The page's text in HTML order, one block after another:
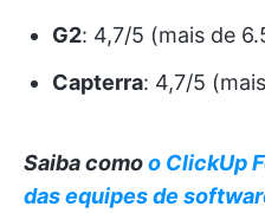
G2: 4,7/5 (mais de
Capterra: 4,7/5
Saiba comoo ClickUp
das equipes de